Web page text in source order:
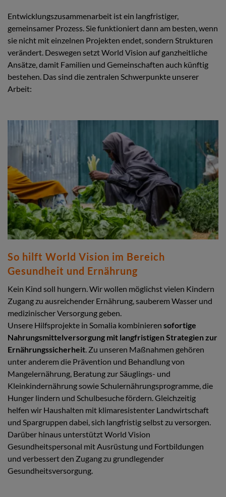
Entwicklungszusammenarbeit ist ein langfristiger,
gemeinsamer Prozess. Sie funktioniert dann am besten, wenn
sie nicht mit einzelnen Projekten endet, sondern Strukturen
verändert. Deswegen setzt World Vision auf ganzheitliche
Ansätze, damit Familien und Gemeinschaften auch künftig
bestehen. Das sind die zentralen Schwerpunkte unserer
Arbeit:
So hilft World Vision im Bereich
Gesundheit und Ernährung
Kein Kind soll hungern. Wir wollen möglichst vielen Kindern
Zugang zu ausreichender Ernährung, sauberem Wasser und
medizinischer Versorgung geben.
Unsere Hilfsprojekte in Somalia kombinieren sofortige
Nahrungsmittelversorgung mit langfristigen Strategien zur
Ernährungssicherheit . Zu unseren Maßnahmen gehören
unter anderem die Prävention und Behandlung von
Mangelernährung, Beratung zur Säuglings- und
Kleinkindernährung sowie Schulernährungsprogramme, die
Hunger lindern und Schulbesuche fördern. Gleichzeitig
helfen wir Haushalten mit klimaresistenter Landwirtschaft
und Spargruppen dabei, sich langfristig selbst zu versorgen.
Darüber hinaus unterstützt World Vision
Gesundheitspersonal mit Ausrüstung und Fortbildungen
und verbessert den Zugang zu grundlegender
Gesundheitsversorgung.